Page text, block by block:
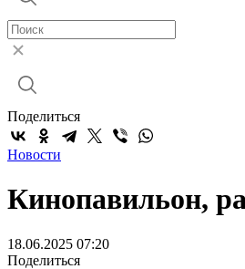
Поделиться
Новости
Кинопавильон,
18.06.2025 07:20
Поделиться